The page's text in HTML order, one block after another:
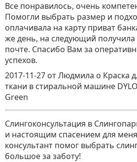
Все понравилось, очень
Помогли выбрать размер и
оплачивала на карту приват
же день, на следующий
почте. Спасибо Вам за
успехов.
2017-11-27 от Людмила о Краска
ткани в стиральной машине
Green
Слингоконсультация в
и настоящим спасением для
консультант помог выбрать
большое за заботу!